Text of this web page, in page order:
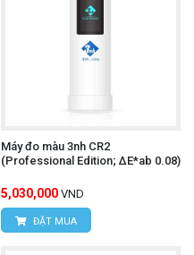
Máy đo màu 3nh CR2
(Professional Edition; ΔE*ab 0.08)
5,030,000 VND
ĐẶT MUA